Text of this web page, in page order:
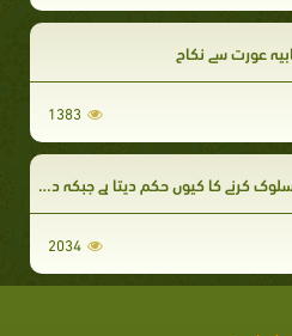
عورت سے نکاح
1383
دوسری طرف ہمیں ان کی تقلید و مشابہت اختیار کرنے سے بھی روکتا ہے؟
2034